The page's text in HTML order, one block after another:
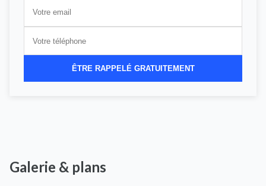
ÊTRE RAPPELÉ GRATUITEMENT
Galerie & plans